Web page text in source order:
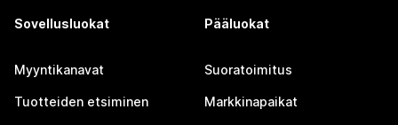
Sovellusluokat
Myyntikanavat
Tuotteiden etsiminen
Pääluokat
Suoratoimitus
Markkinapaikat